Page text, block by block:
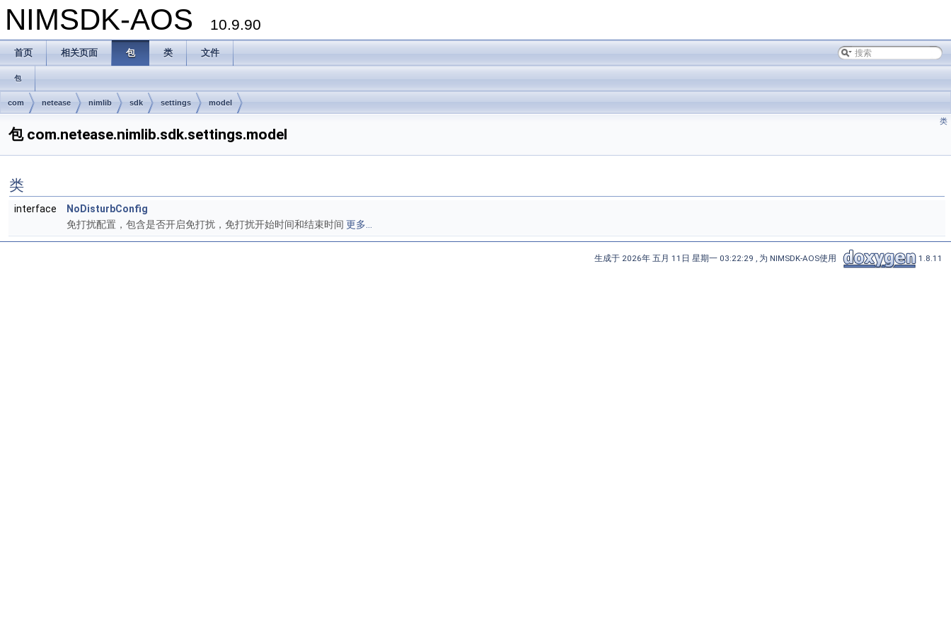
NIMSDK-AOS 10.9.90
首页 相关页面 包 类 文件
包
com netease nimlib sdk settings model
类
包 com.netease.nimlib.sdk.settings.model
类
interface
NoDisturbConfig
免打扰配置，包含是否开启免打扰，免打扰开始时间和结束时间 更多...
生成于 2026年 五月 11日 星期一 03:22:29 , 为 NIMSDK-AOS使用 1.8.11